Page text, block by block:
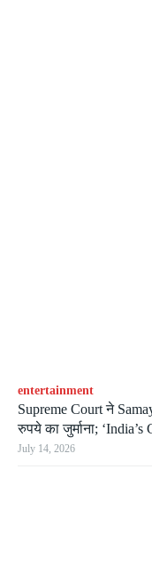
entertainment
Supreme Court ने
रुपये का जुर्माना; ‘India’s
July 14, 2026